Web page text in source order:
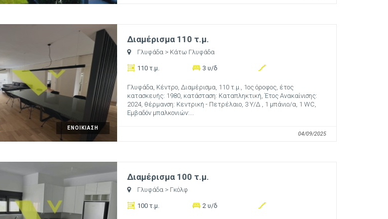
ΕΝΟΙΚΙΑΣΗ
Διαμέρισμα 110 τ.μ.
Γλυφάδα > Κάτω Γλυφάδα
110 τ.μ. 3 υ/δ
Γλυφάδα, Κέντρο, Διαμέρισμα, 110 τ.μ., 1ος όροφος, έτος
κατασκευής: 1980, κατάσταση: Καταπληκτική, Έτος Ανακαίνισης:
2024, θέρμανση: Κεντρική - Πετρέλαιο, 3 Υ/Δ , 1 μπάνιο/α, 1 WC,
Εμβαδόν μπαλκονιών:...
04/09/2025
Διαμέρισμα 100 τ.μ.
Γλυφάδα > Γκόλφ
100 τ.μ. 2 υ/δ